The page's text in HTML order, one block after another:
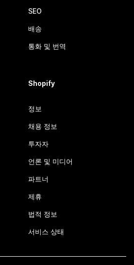
SEO
배송
통화 및 번역
Shopify
정보
채용 정보
투자자
언론 및 미디어
파트너
제휴
법적 정보
서비스 상태